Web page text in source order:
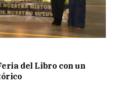
del Libro con un